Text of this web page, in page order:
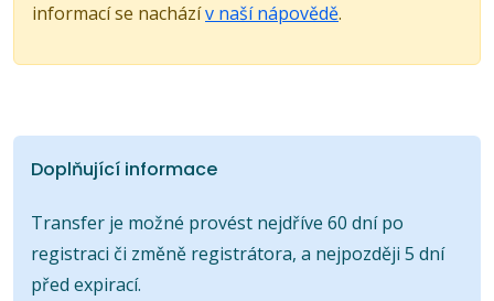
informací se nacházív naší nápovědě.
Doplňující informace
Transfer je možné provést nejdříve 60 dní po
registraci či změně registrátora, a nejpozději 5 dní
před expirací.